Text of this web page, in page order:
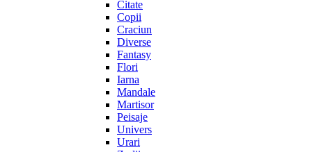
Citate
Copii
Craciun
Diverse
Fantasy
Flori
Iarna
Mandale
Martisor
Peisaje
Univers
Urari